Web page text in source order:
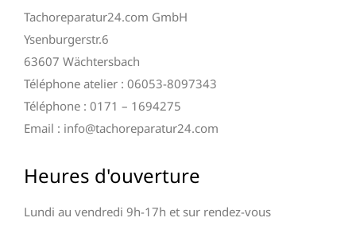
Tachoreparatur24.com GmbH
Ysenburgerstr.6
63607 Wächtersbach
Téléphone atelier : 06053-8097343
Téléphone : 0171 – 1694275
Email : info@tachoreparatur24.com
Heures d'ouverture
Lundi au vendredi 9h-17h et sur rendez-vous